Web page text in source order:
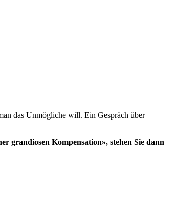
das Unmögliche will. Ein Gespräch über
grandiosen Kompensation», stehen Sie dann